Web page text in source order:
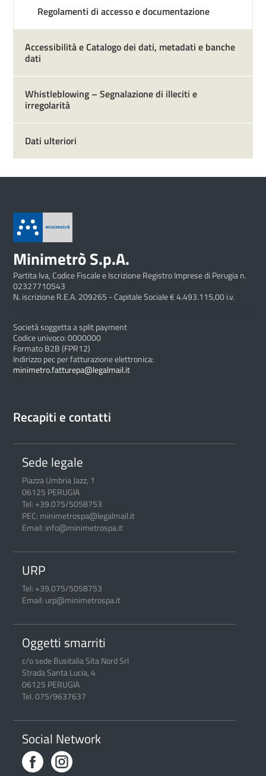
Regolamenti di accesso e documentazione
Accessibilità e Catalogo dei dati, metadati e banche
dati
Whistleblowing – Segnalazione di illeciti e
irregolarità
Dati ulteriori
Minimetrò S.p.A.
Partita Iva, Codice Fiscale e Iscrizione Registro Imprese di Perugia n.
02327710543
N. iscrizione R.E.A. 209265 - Capitale Sociale € 4.493.115,00 i.v.
Società soggetta a split payment
Codice univoco: 0000000
Formato B2B (FPR12)
Indirizzo pec per fatturazione elettronica:
minimetro.fatturepa@legalmail.it
Recapiti e contatti
Sede legale
Piazza Umbria Jazz, 1
06125 PERUGIA
Tel: +39.075/5058753
PEC: minimetrospa@legalmail.it
Email: info@minimetrospa.it
URP
Tel: +39.075/5058753
Email: urp@minimetrospa.it
Oggetti smarriti
c/o sede Busitalia Sita Nord Srl
Strada Santa Lucia, 4
06125 PERUGIA
Tel. 075/9637637
Social Network